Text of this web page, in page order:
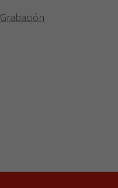
Grabación